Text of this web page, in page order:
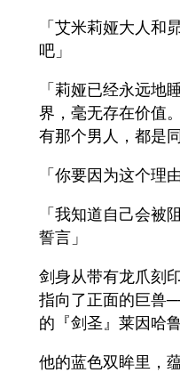
「艾米莉娅大人和
吧」
「莉娅已经永远地
界，毫无存在价值
有那个男人，都是
「你要因为这个理
「我知道自己会被
誓言」
剑身从带有龙爪刻
指向了正面的巨兽
的『剑圣』莱因哈
他的蓝色双眸里，